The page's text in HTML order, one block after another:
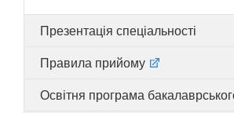
Презентація спеціальності
Правила прийому
Освітня програма